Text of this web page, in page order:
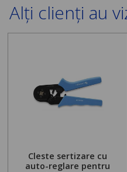
Alți clienți au
Cleste sertizare cu
auto-reglare pentru